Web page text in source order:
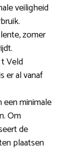
veiligheid
zomer
Veld
er al vanaf
minimale
Om
de
plaatsen